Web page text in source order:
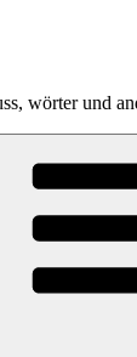
wörter und